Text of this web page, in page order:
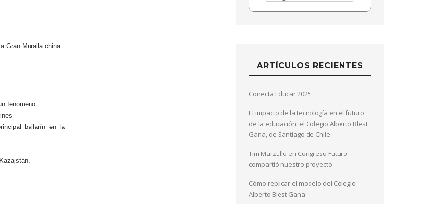
la Gran Murallachina.
fenómeno
bailarín en la
ARTÍCULOS RECIENTES
Conecta Educar 2025
El impacto de la tecnología en el futuro
de la educación: el Colegio Alberto Blest
Gana, de Santiago de Chile
Tim Marzullo en Congreso Futuro
compartió nuestro proyecto
Cómo replicar el modelo del Colegio
Alberto Blest Gana